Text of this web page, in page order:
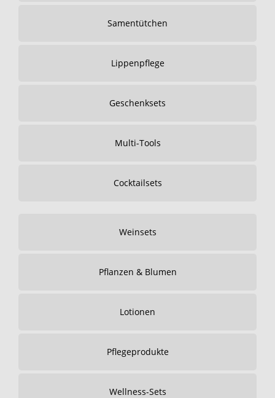
Samentütchen
Lippenpflege
Geschenksets
Multi-Tools
Cocktailsets
Weinsets
Pflanzen & Blumen
Lotionen
Pflegeprodukte
Wellness-Sets